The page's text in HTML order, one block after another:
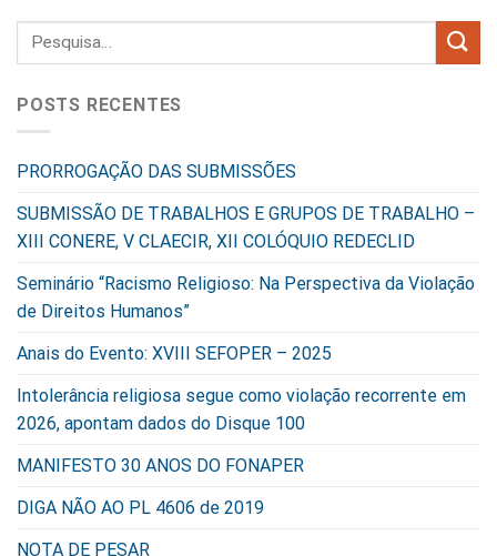
POSTS RECENTES
PRORROGAÇÃO DAS SUBMISSÕES
SUBMISSÃO DE TRABALHOS E GRUPOS DE TRABALHO –
XIII CONERE, V CLAECIR, XII COLÓQUIO REDECLID
Seminário “Racismo Religioso: Na Perspectiva da Violação
de Direitos Humanos”
Anais do Evento: XVIII SEFOPER – 2025
Intolerância religiosa segue como violação recorrente em
2026, apontam dados do Disque 100
MANIFESTO 30 ANOS DO FONAPER
DIGA NÃO AO PL 4606 de 2019
NOTA DE PESAR